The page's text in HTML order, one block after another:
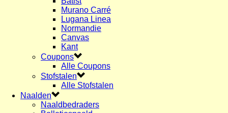
Murano Carré
Lugana Linea
Normandie
Canvas
Kant
Coupons
Alle Coupons
Stofstalen
Alle Stofstalen
Naalden
Naaldbedraders